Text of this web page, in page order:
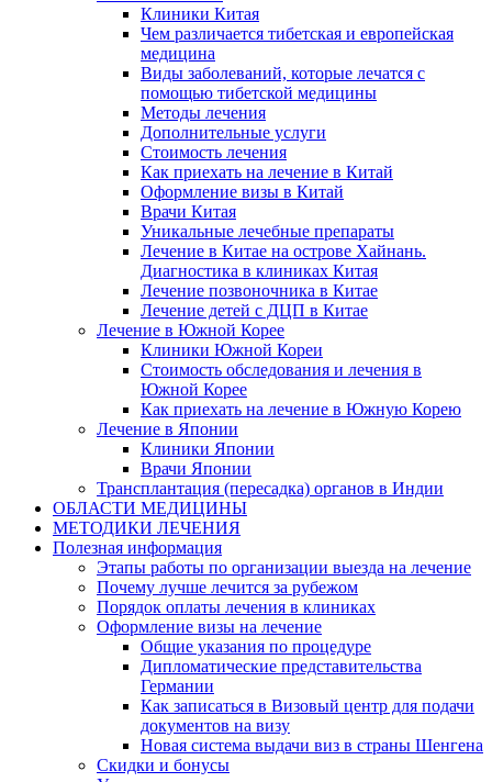
Клиники Китая
Чем различается тибетская и европейская
медицина
Виды заболеваний, которые лечатся с
помощью тибетской медицины
Методы лечения
Дополнительные услуги
Стоимость лечения
Как приехать на лечение в Китай
Оформление визы в Китай
Врачи Китая
Уникальные лечебные препараты
Лечение в Китае на острове Хайнань.
Диагностика в клиниках Китая
Лечение позвоночника в Китае
Лечение детей с ДЦП в Китае
Лечение в Южной Корее
Клиники Южной Кореи
Стоимость обследования и лечения в
Южной Корее
Как приехать на лечение в Южную Корею
Лечение в Японии
Клиники Японии
Врачи Японии
Трансплантация (пересадка) органов в Индии
ОБЛАСТИ МЕДИЦИНЫ
МЕТОДИКИ ЛЕЧЕНИЯ
Полезная информация
Этапы работы по организации выезда на лечение
Почему лучше лечится за рубежом
Порядок оплаты лечения в клиниках
Оформление визы на лечение
Общие указания по процедуре
Дипломатические представительства
Германии
Как записаться в Визовый центр для подачи
документов на визу
Новая система выдачи виз в страны Шенгена
Скидки и бонусы